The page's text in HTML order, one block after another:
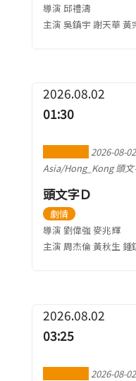
導演 邱禮濤
主演 吳鎮宇 謝天華 黃
2026.08.02
01:30
2026-08-
Asia/Hong_Kong頭文
頭文字Ｄ
劇情
導演 劉偉強 麥兆輝
主演 周杰倫 黃秋生
2026.08.02
03:25
2026-08-